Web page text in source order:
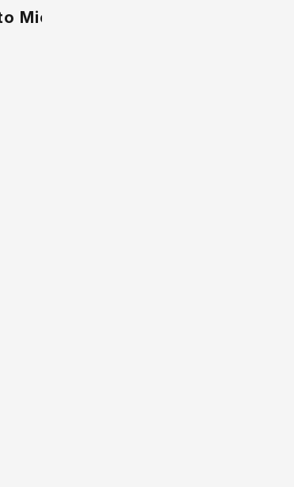
Micha